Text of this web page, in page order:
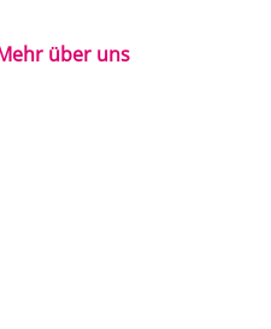
über uns